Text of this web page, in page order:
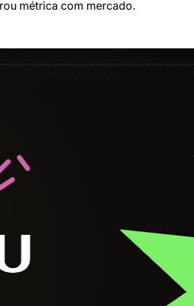
métrica com mercado.